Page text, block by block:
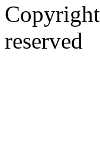
reserved